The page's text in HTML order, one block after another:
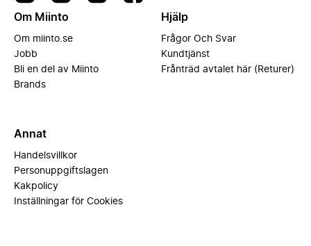
Om Miinto
Om miinto.se
Jobb
Bli en del av Miinto
Brands
Hjälp
Frågor Och Svar
Kundtjänst
Frånträd avtalet här (Returer)
Annat
Handelsvillkor
Personuppgiftslagen
Kakpolicy
Inställningar för Cookies